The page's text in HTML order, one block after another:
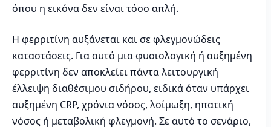
όπου η εικόνα δεν είναι τόσο απλή.
Η φερριτίνη αυξάνεται και σε φλεγμονώδεις
καταστάσεις. Για αυτό μια φυσιολογική ή αυξημένη
φερριτίνη δεν αποκλείει πάντα λειτουργική
έλλειψη διαθέσιμου σιδήρου, ειδικά όταν υπάρχει
αυξημένη CRP, χρόνια νόσος, λοίμωξη, ηπατική
νόσος ή μεταβολική φλεγμονή. Σε αυτό το σενάριο,